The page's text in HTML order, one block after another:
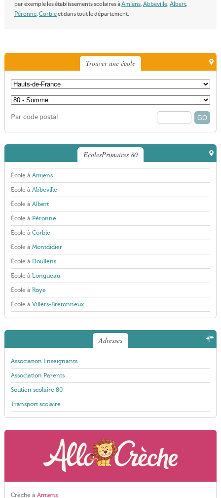
par exemple les établissements scolaires àAmiens, Abbeville, Albert,
Péronne, Corbieet dans tout le département.
Trouver une école
Par code postal
EcolesPrimaires 80
École à Amiens
École à Abbeville
École à Albert
École à Péronne
École à Corbie
École à Montdidier
École à Doullens
École à Longueau
École à Roye
École à Villers-Bretonneux
Adresses
Association Enseignants
Association Parents
Soutien scolaire 80
Transport scolaire
Crèche à Amiens